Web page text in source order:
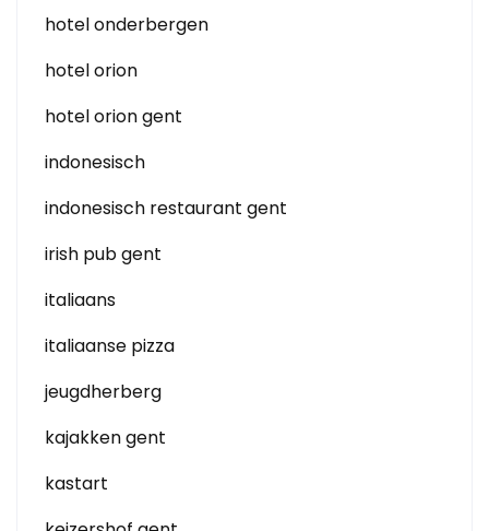
hotel onderbergen
hotel orion
hotel orion gent
indonesisch
indonesisch restaurant gent
irish pub gent
italiaans
italiaanse pizza
jeugdherberg
kajakken gent
kastart